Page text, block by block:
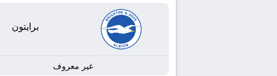
برايتون
غير معروف